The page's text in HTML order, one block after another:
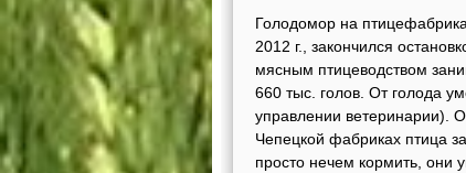
Голодомор на
2012 г., закончился
мясным птицеводством
660 тыс. голов. От голода
управлении ветеринарии).
Чепецкой фабриках птица
просто нечем кормить,